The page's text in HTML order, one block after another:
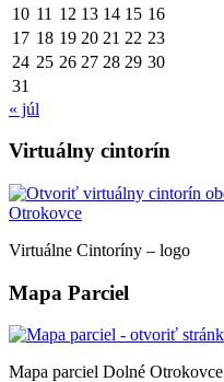
10 11 12 13 14 15 16
17 18 19 20 21 22 23
24 25 26 27 28 29 30
31
« júl
Virtuálny cintorín
Virtuálne Cintoríny – logo
Mapa Parciel
Mapa parciel Dolné Otrokovce